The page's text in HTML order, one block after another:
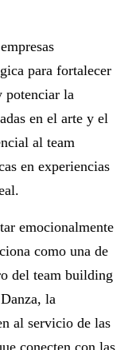
para fortalecer
potenciar la
en el arte y el
al team
en experiencias
emocionalmente
como una de
del team building
la
al servicio de las
conecten con las